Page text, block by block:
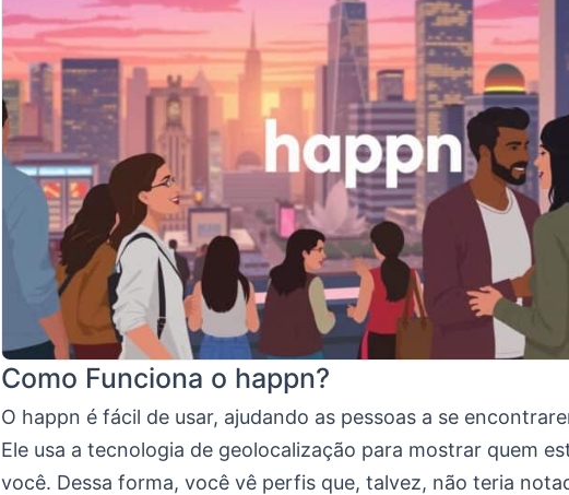
Como Funciona o happn?
O happn é fácil de usar, ajudando as pessoas a se
Ele usa a tecnologia de geolocalização para mostrar quem
você. Dessa forma, você vê perfis que, talvez, não teria